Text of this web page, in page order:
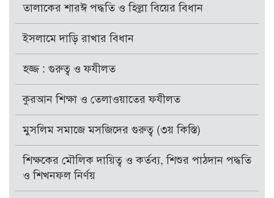
তালাকের শারঈ পদ্ধতি ও হিল্লা বিয়ের বিধান
ইসলামে দাড়ি রাখার বিধান
হজ্জ : গুরুত্ব ও ফযীলত
কুরআন শিক্ষা ও তেলাওয়াতের ফযীলত
মুসলিম সমাজে মসজিদের গুরুত্ব (৩য় কিস্তি)
শিক্ষকের মৌলিক দায়িত্ব ও কর্তব্য, শিশুর পাঠদান পদ্ধতি
ও শিখনফল নির্ণয়